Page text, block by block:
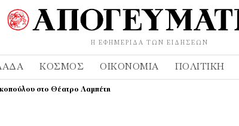
Η ΕΦΗΜΕΡΊΔΑ ΤΩΝ ΕΙΔΉΣΕΩΝ
ΚΌΣΜΟΣ ΟΙΚΟΝΟΜΊΑ ΠΟΛΙΤΙΚΉ
στο Θέατρο Λαμπέτη